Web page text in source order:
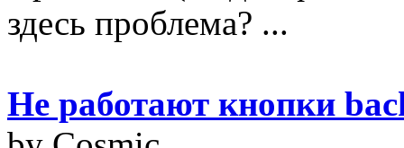
здесь проблема? ...
Не работают кнопки